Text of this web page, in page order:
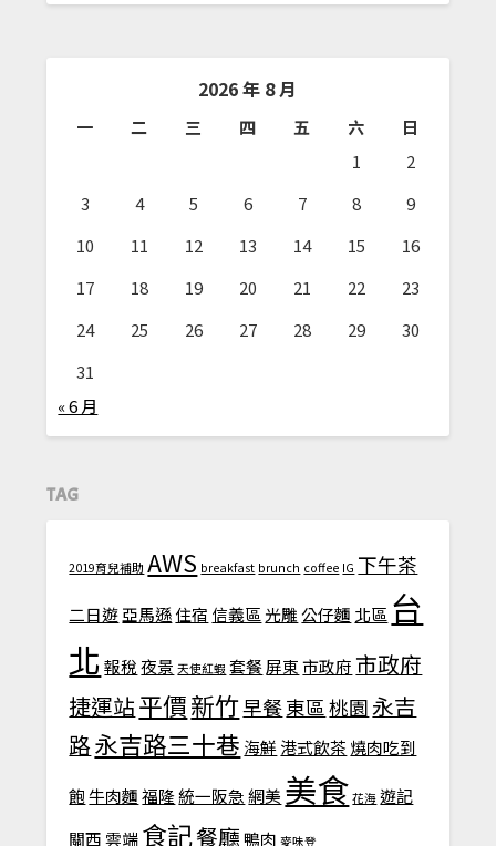
2026 年 8 月
一 二 三 四 五 六
日
1
2
3
4 5 6 7 8
9
10
11 12 13 14 15
16
17
18 19 20 21 22
23
24
25 26 27 28 29
30
31
« 6 月
TAG
2019育兒補助 AWS breakfast brunch coffee IG 下午茶
二日遊亞馬遜住宿 信義區 光雕 公仔麵 北區 台
北 報稅 夜景 天使紅蝦 套餐屏東 市政府 市政府
捷運站平價新竹早餐東區 桃園永吉
路永吉路三十巷 海鮮港式飲茶 燒肉吃到
飽 牛肉麵 福隆統一阪急 網美 美食 花海 遊記
關西 雲端食記餐廳 鴨肉 麥味登